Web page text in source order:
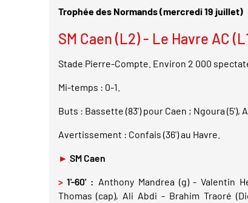
Trophée des Normands (mercredi 19 juillet)
SM Caen (L2) - Le Havre AC
Stade Pierre-Compte. Environ 2 000
Mi-temps : 0-1.
Buts : Bassette (83') pour Caen ; Ngoura (5'),
Avertissement : Confais (36') au Havre.
► SM Caen
>1'-60' : Anthony Mandrea (g) - Valentin
Thomas (cap), Ali Abdi - Brahim Traoré